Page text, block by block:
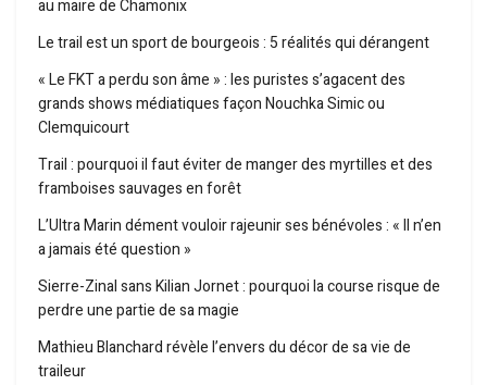
au maire de Chamonix
Le trail est un sport de bourgeois : 5 réalités qui dérangent
« Le FKT a perdu son âme » : les puristes s’agacent des
grands shows médiatiques façon Nouchka Simic ou
Clemquicourt
Trail : pourquoi il faut éviter de manger des myrtilles et des
framboises sauvages en forêt
L’Ultra Marin dément vouloir rajeunir ses bénévoles : « Il n’en
a jamais été question »
Sierre-Zinal sans Kilian Jornet : pourquoi la course risque de
perdre une partie de sa magie
Mathieu Blanchard révèle l’envers du décor de sa vie de
traileur